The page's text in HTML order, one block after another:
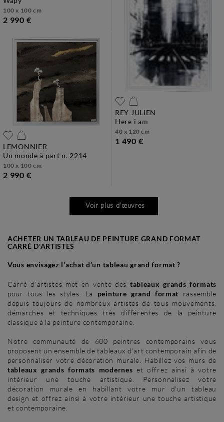
100 x 100 cm
2 990 €
LEMONNIER
un monde à part n. 2214
100 x 100 cm
2 990 €
REY JULIEN
here i am
40 x 120 cm
1 490 €
Voir plus d'œuvres
ACHETER UN TABLEAU DE PEINTURE GRAND FORMAT
CARRÉ D'ARTISTES
Vous envisagez l’achat d’un tableau grand format ?
Carré d’artistes met en vente des tableaux grands formats
pour tous les styles. La peinture grand format rassemble
depuis toujours de nombreux artistes de tous mouvements,
démarches et techniques très différentes de la peinture
classique à la peinture contemporaine.
Notre communauté de 600 peintres contemporains vous
proposent un ensemble de tableaux d'art contemporain afin de
personnaliser votre décoration murale. Habillez vos murs de
tableaux grands formats modernes et offrez ainsi à votre
intérieur une touche artistique. Personnalisez votre
décoration murale en habillant votre mur d'un tableau
design et offrez ainsi à votre intérieur une touche artistique
et contemporaine.